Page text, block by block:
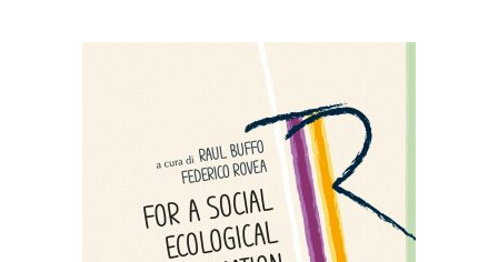
Prodotto acquistabile sui